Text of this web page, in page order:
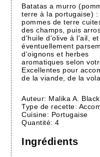
Batatas a murro
terre à la portugaise) :
pommes de terre
des champs, puis
d'huile d'olive à l'ail, et
éventuellement
d'oignons et herbes
aromatiques selon
Excellentes pour
de la viande, de la
Auteur: Malika A. Black
Type de recette:
Cuisine: Portugaise
Quantité:4
Ingrédients